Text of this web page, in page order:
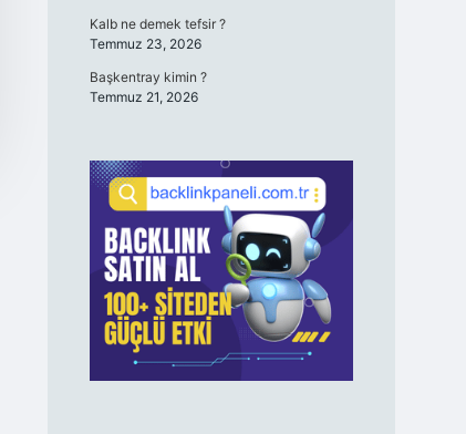
Kalb ne demek tefsir ?
Temmuz 23, 2026
Başkentray kimin ?
Temmuz 21, 2026